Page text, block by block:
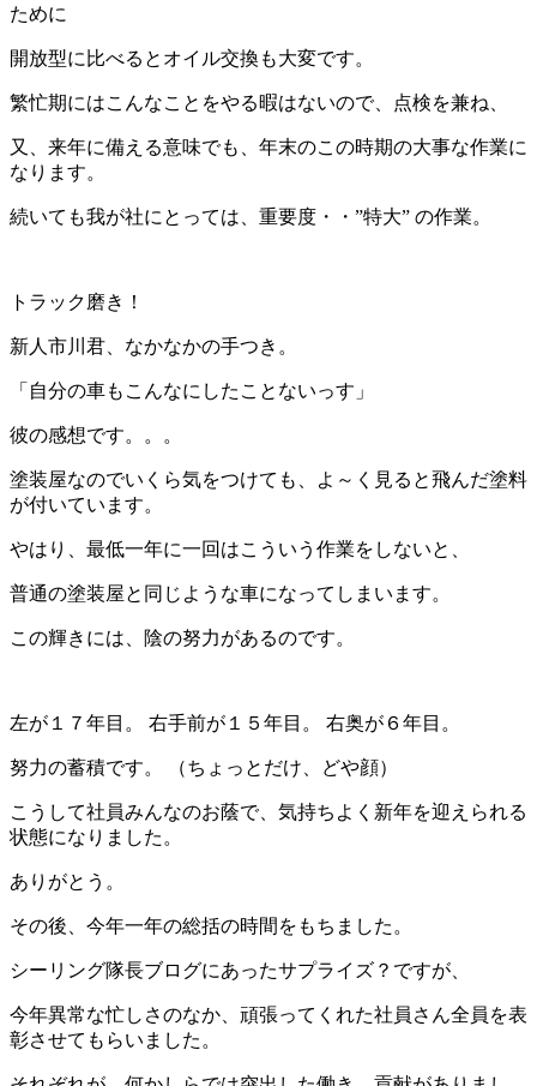
ために
開放型に比べるとオイル交換も大変です。
繁忙期にはこんなことをやる暇はないので、点検を兼ね、
又、来年に備える意味でも、年末のこの時期の大事な作業に
なります。
続いても我が社にとっては、重要度・・”特大” の作業。
トラック磨き！
新人市川君、なかなかの手つき。
「自分の車もこんなにしたことないっす」
彼の感想です。。。
塗装屋なのでいくら気をつけても、よ～く見ると飛んだ塗料
が付いています。
やはり、最低一年に一回はこういう作業をしないと、
普通の塗装屋と同じような車になってしまいます。
この輝きには、陰の努力があるのです。
左が１７年目。 右手前が１５年目。 右奥が６年目。
努力の蓄積です。 （ちょっとだけ、どや顔）
こうして社員みんなのお蔭で、気持ちよく新年を迎えられる
状態になりました。
ありがとう。
その後、今年一年の総括の時間をもちました。
シーリング隊長ブログにあったサプライズ？ですが、
今年異常な忙しさのなか、頑張ってくれた社員さん全員を表
彰させてもらいました。